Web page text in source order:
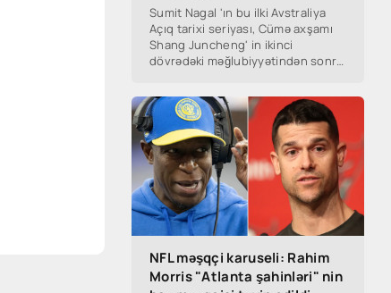
Sumit Nagal 'ın bu ilki Avstraliya
Açıq tarixi seriyası, Cümə axşamı
Shang Juncheng' in ikinci
dövrədəki məğlubiyyətindən sonra
NFL məşqçi karuseli: Rahim
Morris "Atlanta şahinləri" nin